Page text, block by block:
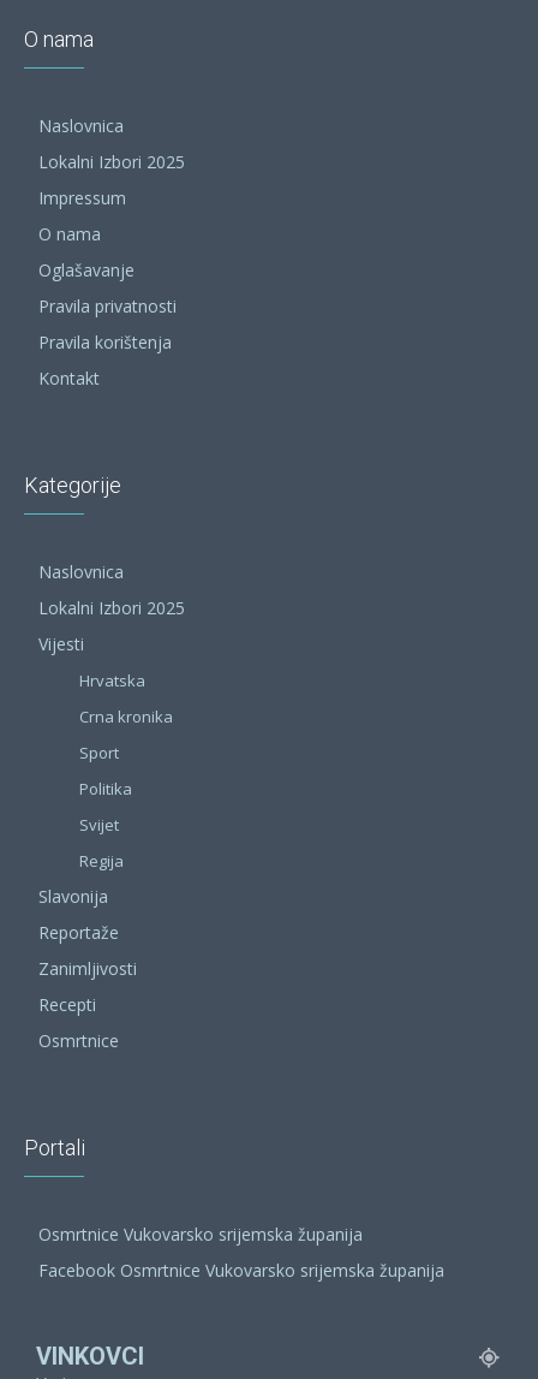
O nama
Naslovnica
Lokalni Izbori 2025
Impressum
O nama
Oglašavanje
Pravila privatnosti
Pravila korištenja
Kontakt
Kategorije
Naslovnica
Lokalni Izbori 2025
Vijesti
Hrvatska
Crna kronika
Sport
Politika
Svijet
Regija
Slavonija
Reportaže
Zanimljivosti
Recepti
Osmrtnice
Portali
Osmrtnice Vukovarsko srijemska županija
Facebook Osmrtnice Vukovarsko srijemska županija
VINKOVCI